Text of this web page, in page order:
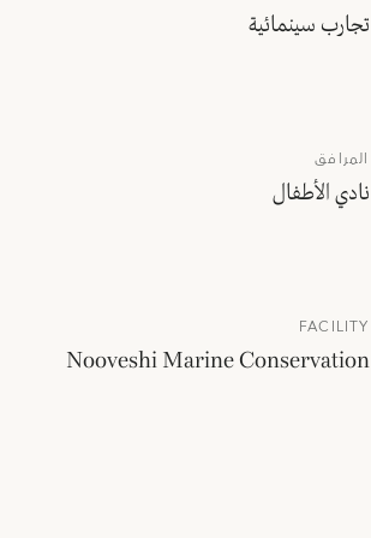
تجارب سينمائية
المرافق
نادي الأطفال
FACILITY
Nooveshi Marine Conservation